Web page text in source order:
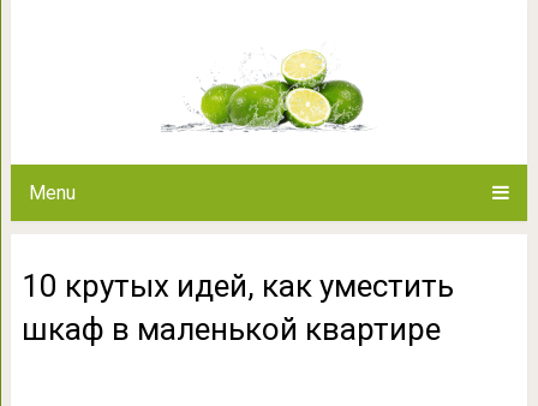
Menu
10 крутых идей, как уместить
шкаф в маленькой квартире